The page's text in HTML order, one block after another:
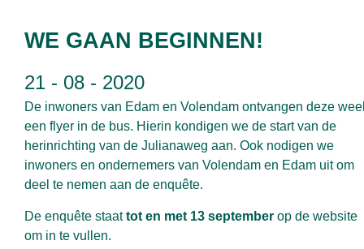
WE GAAN BEGINNEN!
21 - 08 - 2020
De inwoners van Edam en Volendam ontvangen deze
een flyer in de bus. Hierin kondigen we de start van de
herinrichting van de Julianaweg aan. Ook nodigen we
inwoners en ondernemers van Volendam en Edam uit om
deel te nemen aan de enquête.
De enquête staattot en met 13 september op de website
om in te vullen.